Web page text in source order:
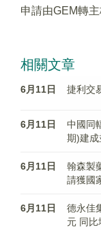
申請由GEM轉
相關文章
6月11日 捷利交
6月11日
中國同
期)建
6月11日
翰森製
請獲國
6月11日
德永佳
元 同比